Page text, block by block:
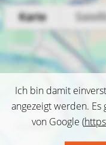
Ich bin damit
angezeigt werden.
von Google (